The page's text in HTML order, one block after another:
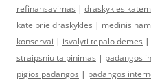
refinansavimas | draskykles
kate prie draskykles | medinis
konservai | isvalyti tepalo demes |
straipsniu talpinimas | padangos
pigios padangos | padangos